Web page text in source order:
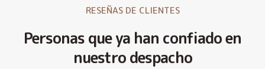
RESEÑAS DE CLIENTES
Personas que ya han confiado en
nuestro despacho